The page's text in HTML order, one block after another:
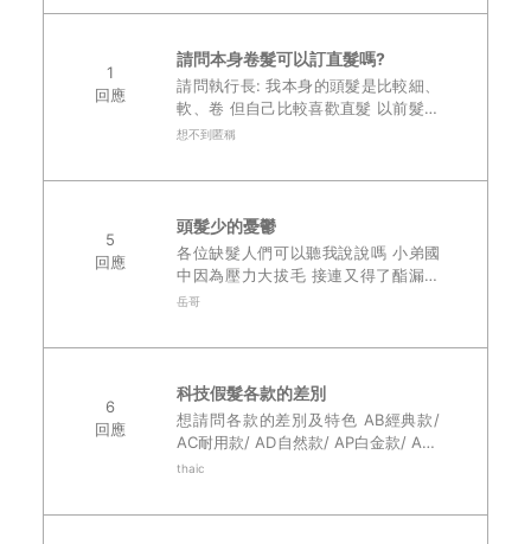
1
回應
請問本身卷髮可以訂直髮嗎?
請問執行長: 我本身的頭髮是比較細、
軟、卷 但自己比較喜歡直髮 以前髮量
還很多的時候也都會去燙成直髮 不知
想不到匿稱
5
回應
頭髮少的憂鬱
各位缺髮人們可以聽我說說嗎 小弟國
中因為壓力大拔毛 接連又得了酯漏皮
膚炎 因此國中開始頭髮就少了..... 國
岳哥
6
回應
科技假髮各款的差別
想請問各款的差別及特色 AB經典款/
AC耐用款/ AD自然款/ AP白金款/ APL
髮線款/ APP髮線 上次去門市諮詢 諮
thaic